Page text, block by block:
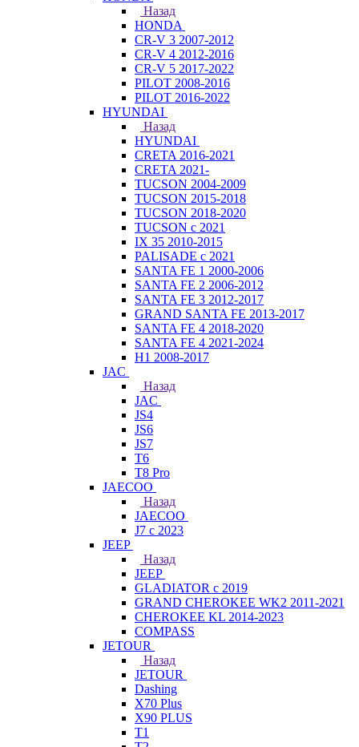
Назад
HONDA
CR-V 3 2007-2012
CR-V 4 2012-2016
CR-V 5 2017-2022
PILOT 2008-2016
PILOT 2016-2022
HYUNDAI
Назад
HYUNDAI
CRETA 2016-2021
CRETA 2021-
TUCSON 2004-2009
TUCSON 2015-2018
TUCSON 2018-2020
TUCSON с 2021
IX 35 2010-2015
PALISADE с 2021
SANTA FE 1 2000-2006
SANTA FE 2 2006-2012
SANTA FE 3 2012-2017
GRAND SANTA FE 2013-2017
SANTA FE 4 2018-2020
SANTA FE 4 2021-2024
H1 2008-2017
JAC
Назад
JAC
JS4
JS6
JS7
T6
T8 Pro
JAECOO
Назад
JAECOO
J7 с 2023
JEEP
Назад
JEEP
GLADIATOR с 2019
GRAND CHEROKEE WK2 2011-2021
CHEROKEE KL 2014-2023
COMPASS
JETOUR
Назад
JETOUR
Dashing
X70 Plus
X90 PLUS
T1